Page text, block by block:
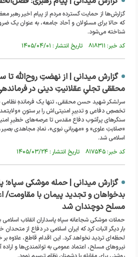
گزارش‌ها از حمایت گسترده مردم از پیام اخیر رهبر
که حالا برای مسئولان و آحاد جامعه، به عنوان یک
شناخته می‌شود.
کد خبر: ۸۱۸۳۱۱ تاریخ انتشار : ۱۴۰۵/۰۴/۰۱
گزارش میدانی | از نهضتِ روح‌الله تا
محققی تجلیِ عقلانیتِ دینی در
سرلشکر شهید حسن محققی، تنها یک فرماندهِ
تخصصِ دفاعی و تدبیرِ امنیتی‌اش را بر ستونِ
سنگرهای پرآشوب دفاع مقدس تا عرصه‌های خطیرِ
«صلابتِ علوی» و «مهربانیِ نبوی»، نمادِ مجاهدی
اسلامی شد.
کد خبر: ۸۱۷۵۴۵ تاریخ انتشار : ۱۴۰۵/۰۳/۲۴
گزارش میدانی | حمله موشکی سپاه؛
بدخواهان و تجدید پیمان با مقاومت/
مسلح دوچندان شد
حملات موشکی شجاعانه سپاه پاسداران انقلاب
بار دیگر اثبات کرد که ایران اسلامی در دفاع از متحدان
لحظه‌ای تردید نخواهد کرد. این اقدام قاطع، علاوه
نیرو‌های مسلح، اعتماد عمومی به توانمندی‌ها و اراده